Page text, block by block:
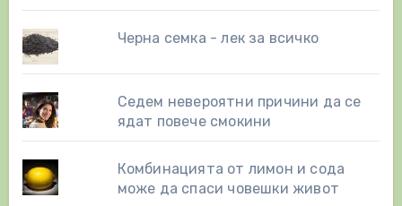
Черна семка - лек за всичко
Седем невероятни причини да се
ядат повече смокини
Комбинацията от лимон и сода
може да спаси човешки живот